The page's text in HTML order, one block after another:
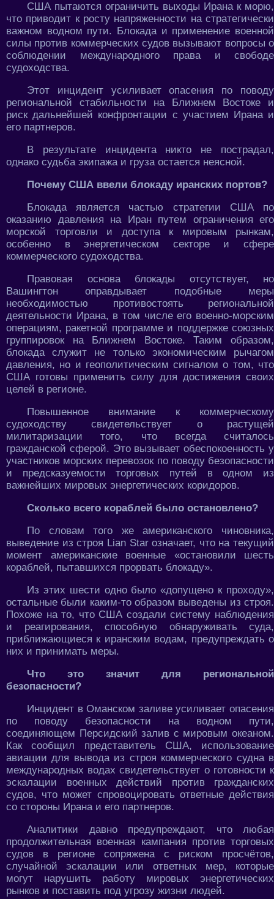
США пытаются ограничить выходы Ирана к морю,
что приводит к росту напряженности на стратегически
важном водном пути. Блокада и применение военной
силы против коммерческих судов вызывают вопросы о
соблюдении международного права и свободе
судоходства.
Этот инцидент усиливает опасения по поводу
региональной стабильности на Ближнем Востоке и
риск дальнейшей конфронтации с участием Ирана и
его партнеров.
В результате инцидента никто не пострадал,
однако судьба экипажа и груза остается неясной.
Почему США ввели блокаду иранских портов?
Блокада является частью стратегии США по
оказанию давления на Иран путем ограничения его
морской торговли и доступа к мировым рынкам,
особенно в энергетическом секторе и сфере
коммерческого судоходства.
Правовая основа блокады отсутствует, но
Вашингтон оправдывает подобные меры
необходимостью противостоять региональной
деятельности Ирана, в том числе его военно-морским
операциям, ракетной программе и поддержке союзных
группировок на Ближнем Востоке. Таким образом,
блокада служит не только экономическим рычагом
давления, но и геополитическим сигналом о том, что
США готовы применить силу для достижения своих
целей в регионе.
Повышенное внимание к коммерческому
судоходству свидетельствует о растущей
милитаризации того, что всегда считалось
гражданской сферой. Это вызывает обеспокоенность у
участников морских перевозок по поводу безопасности
и предсказуемости торговых путей в одном из
важнейших мировых энергетических коридоров.
Сколько всего кораблей было остановлено?
По словам того же американского чиновника,
выведение из строя Lian Star означает, что на текущий
момент американские военные «остановили шесть
кораблей, пытавшихся прорвать блокаду».
Из этих шести одно было «допущено к проходу»,
остальные были каким-то образом выведены из строя.
Похоже на то, что США создали систему наблюдения
и реагирования, способную обнаруживать суда,
приближающиеся к иранским водам, предупреждать о
них и принимать меры.
Что это значит для региональной
безопасности?
Инцидент в Оманском заливе усиливает опасения
по поводу безопасности на водном пути,
соединяющем Персидский залив с мировым океаном.
Как сообщил представитель США, использование
авиации для вывода из строя коммерческого судна в
международных водах свидетельствует о готовности к
эскалации военных действий против гражданских
судов, что может спровоцировать ответные действия
со стороны Ирана и его партнеров.
Аналитики давно предупреждают, что любая
продолжительная военная кампания против торговых
судов в регионе сопряжена с риском просчётов,
случайной эскалации или ответных мер, которые
могут нарушить работу мировых энергетических
рынков и поставить под угрозу жизни людей.